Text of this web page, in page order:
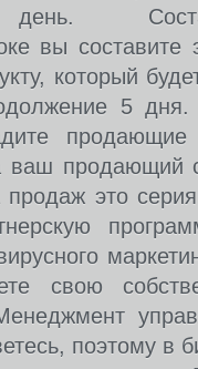
день.
вы
который
5
продающие
ваш
это
свою
поэтому в